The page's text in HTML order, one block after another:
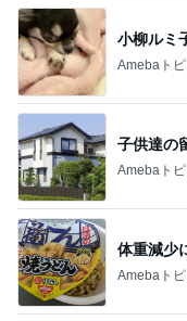
小柳ルミ
Amebaト
子供達の
Amebaト
体重減少
Amebaト